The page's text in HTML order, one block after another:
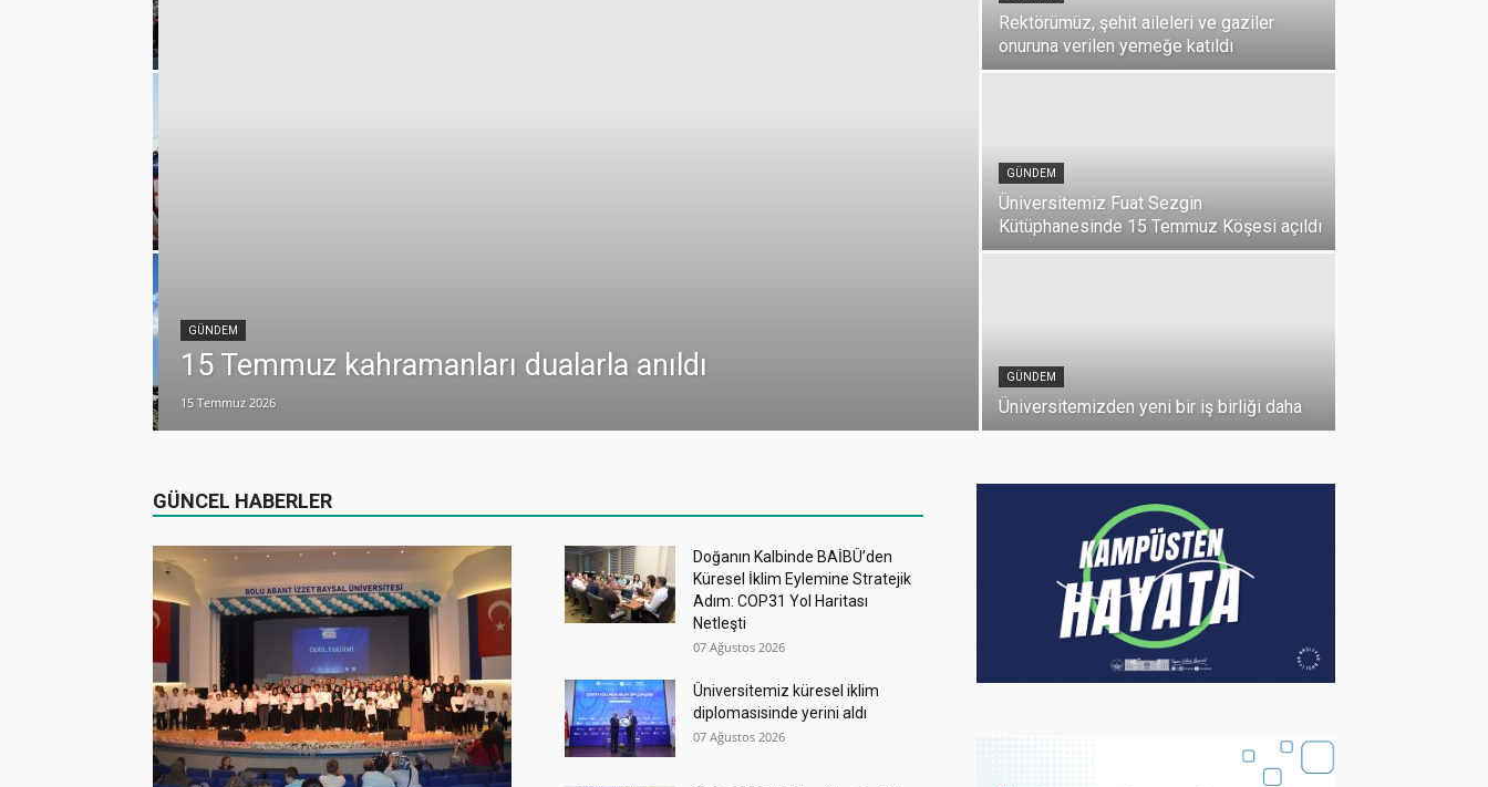
GÜNDEM
15 Temmuz kahramanları dualarla anıldı
15 Temmuz 2026
Rektörümüz, şehit aileleri ve gaziler
onuruna verilen yemeğe katıldı
GÜNDEM
Üniversitemiz Fuat Sezgin
Kütüphanesinde 15 Temmuz Köşesi açıldı
GÜNDEM
Üniversitemizden yeni bir iş birliği daha
GÜNCEL HABERLER
Doğanın Kalbinde BAİBÜ’den
Küresel İklim Eylemine Stratejik
Adım: COP31 Yol Haritası
Netleşti
07 Ağustos 2026
Üniversitemiz küresel iklim
diplomasisinde yerini aldı
07 Ağustos 2026